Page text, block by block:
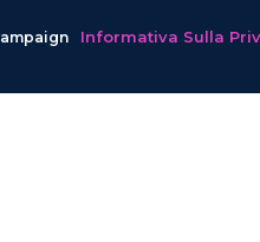
Informativa Sulla